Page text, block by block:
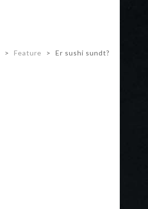
> Feature > Er sushi sundt?